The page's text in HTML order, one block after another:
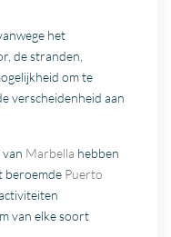
het
de stranden,
om te
verscheidenheid aan
Marbella hebben
beroemde Puerto
van elke soort